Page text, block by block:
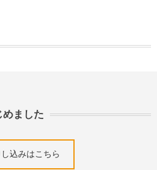
めました
込みはこちら